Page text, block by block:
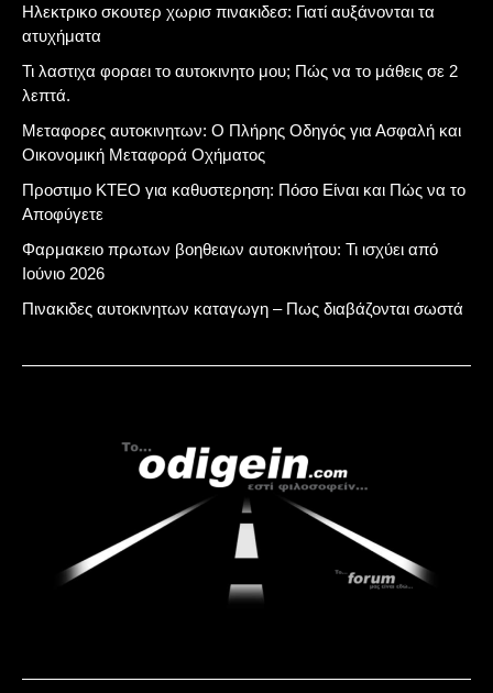
Ηλεκτρικο σκουτερ χωρισ πινακιδεσ: Γιατί αυξάνονται τα
ατυχήματα
Τι λαστιχα φοραει το αυτοκινητο μου; Πώς να το μάθεις σε 2
λεπτά.
Μεταφορες αυτοκινητων: Ο Πλήρης Οδηγός για Ασφαλή και
Οικονομική Μεταφορά Οχήματος
Προστιμο ΚΤΕΟ για καθυστερηση: Πόσο Είναι και Πώς να το
Αποφύγετε
Φαρμακειο πρωτων βοηθειων αυτοκινήτου: Τι ισχύει από
Ιούνιο 2026
Πινακιδες αυτοκινητων καταγωγη – Πως διαβάζονται σωστά